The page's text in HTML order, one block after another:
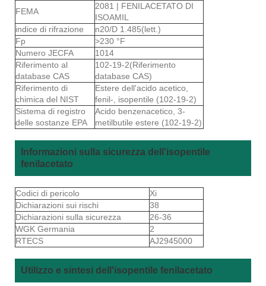
FEMA
2081 | FENILACETATO DI
ISOAMIL
indice di rifrazione
n20/D 1.485(lett.)
Fp
>230 °F
Numero JECFA
1014
Riferimento al
database CAS
102-19-2(Riferimento
database CAS)
Riferimento di
chimica del NIST
Estere dell'acido acetico,
fenil-, isopentile (102-19-2)
Sistema di registro
delle sostanze EPA
Acido benzenacetico, 3-
metilbutile estere (102-19-2)
Informazioni sulla sicurezza dell'isopentile
fenilacetato
Codici di pericolo
Xi
Dichiarazioni sui rischi
38
Dichiarazioni sulla sicurezza
26-36
WGK Germania
2
RTECS
AJ2945000
Utilizzo e sintesi dell'isopentile fenilacetato